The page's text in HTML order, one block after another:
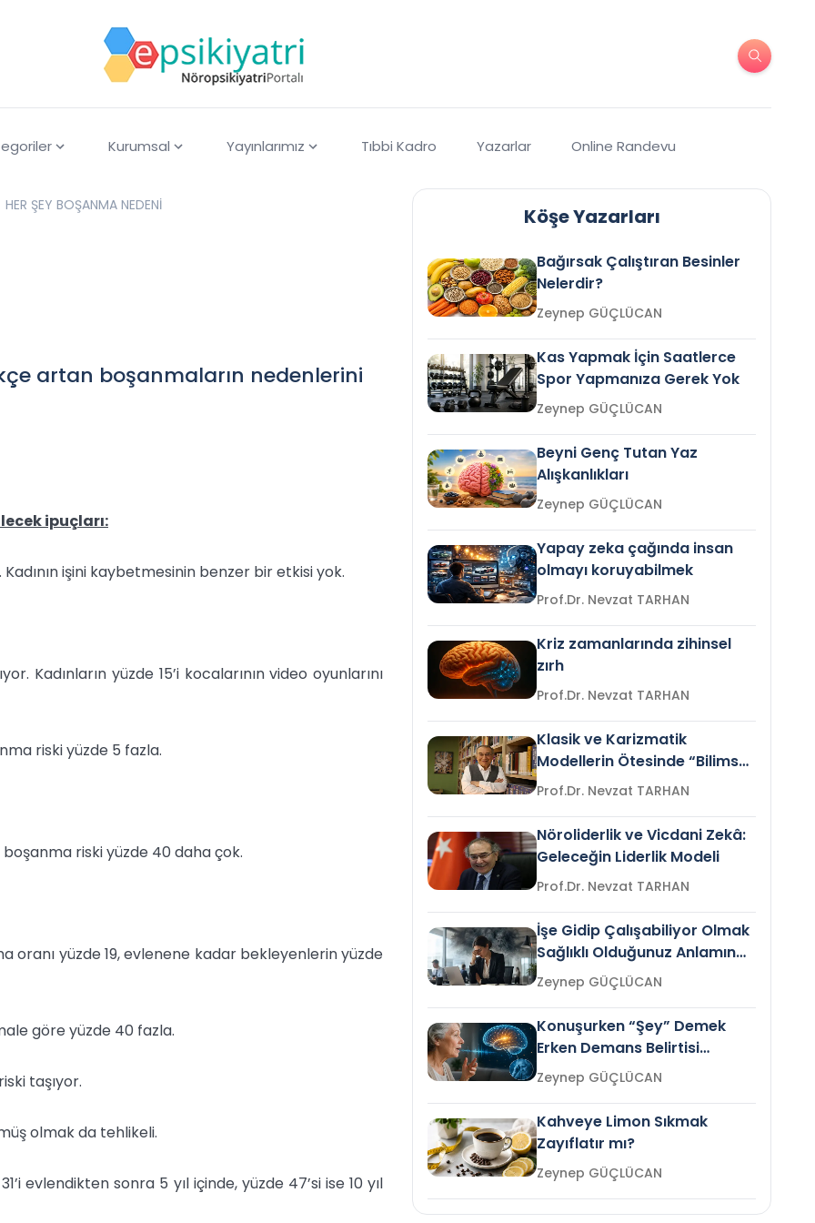
Kurumsal Yayınlarımız Tıbbi Kadro Yazarlar Online Randevu
HER ŞEY BOŞANMA NEDENİ
artan boşanmaların nedenlerini
ipuçları:
işini kaybetmesinin benzer bir etkisi yok.
yüzde 15’i kocalarının video oyunlarını
riski yüzde 5 fazla.
riski yüzde 40 daha çok.
yüzde 19, evlenene kadar bekleyenlerin yüzde
göre yüzde 40 fazla.
taşıyor.
olmak da tehlikeli.
evlendikten sonra 5 yıl içinde, yüzde 47’si ise 10 yıl
Köşe Yazarları
Bağırsak Çalıştıran Besinler
Nelerdir?
Zeynep GÜÇLÜCAN
Kas Yapmak İçin Saatlerce
Spor Yapmanıza Gerek Yok
Zeynep GÜÇLÜCAN
Beyni Genç Tutan Yaz
Alışkanlıkları
Zeynep GÜÇLÜCAN
Yapay zeka çağında insan
olmayı koruyabilmek
Prof.Dr. Nevzat TARHAN
Kriz zamanlarında zihinsel
zırh
Prof.Dr. Nevzat TARHAN
Klasik ve Karizmatik
Modellerin Ötesinde “Bilimsel
Liderlik”
Prof.Dr. Nevzat TARHAN
Nöroliderlik ve Vicdani Zekâ:
Geleceğin Liderlik Modeli
Prof.Dr. Nevzat TARHAN
İşe Gidip Çalışabiliyor Olmak
Sağlıklı Olduğunuz Anlamına
Gelir mi?Zeynep GÜÇLÜCAN
Konuşurken “Şey” Demek
Erken Demans Belirtisi
Olabilir mi?Zeynep GÜÇLÜCAN
Kahveye Limon Sıkmak
Zayıflatır mı?
Zeynep GÜÇLÜCAN